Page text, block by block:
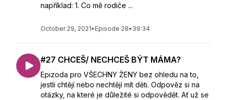
například: 1. Co mě rodiče ...
October 29, 2021• Episode 28• 39:34
#27 CHCEŠ/ NECHCEŠ BÝT MÁMA?
Epizoda pro VŠECHNY ŽENY bez ohledu na to,
jestli chtějí nebo nechtějí mít děti. Odpověz si na
otázky, na které je důležité si odpovědět. Ať už se